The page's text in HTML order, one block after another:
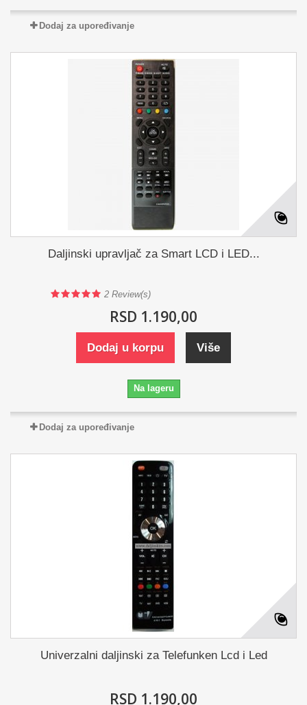
Dodaj za upoređivanje
Daljinski upravljač za Smart LCD i LED...
2 Review(s)
RSD 1.190,00
Dodaj u korpu Više
Na lageru
Dodaj za upoređivanje
Univerzalni daljinski za Telefunken Lcd i Led
RSD 1.190,00